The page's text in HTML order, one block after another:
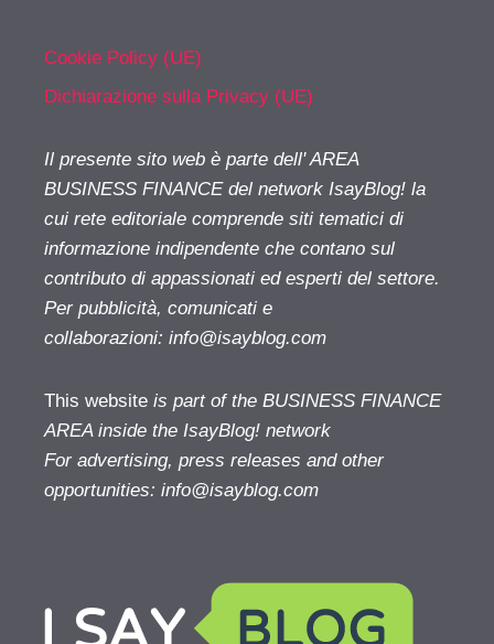
Cookie Policy (UE)
Dichiarazione sulla Privacy (UE)
Il presente sito web è parte dell' AREA
BUSINESS FINANCE del network IsayBlog! la
cui rete editoriale comprende siti tematici di
informazione indipendente che contano sul
contributo di appassionati ed esperti del settore.
Per pubblicità, comunicati e
collaborazioni: info@isayblog.com
This website is part of the BUSINESS FINANCE
AREA inside the IsayBlog! network
For advertising, press releases and other
opportunities: info@isayblog.com